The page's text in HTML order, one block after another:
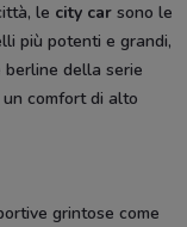
le city car sono le
più potenti e grandi,
della serie
comfort di alto
grintose come